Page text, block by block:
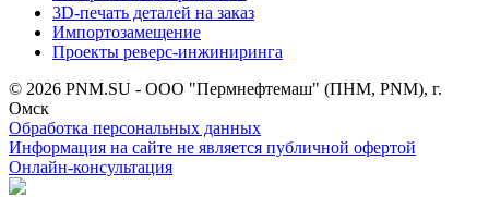
3D-печать деталей на заказ
Импортозамещение
Проекты реверс-инжиниринга
© 2026 PNM.SU - ООО "Пермнефтемаш" (ПНМ, PNM), г.
Омск
Обработка персональных данных
Информация на сайте не является публичной офертой
Онлайн-консультация